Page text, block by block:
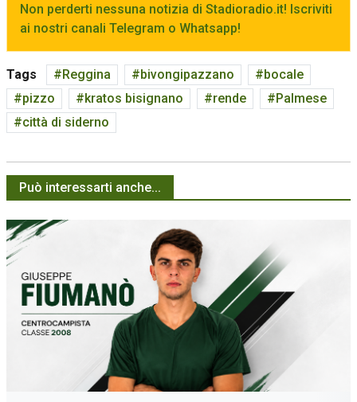
Non perderti nessuna notizia di Stadioradio.it! Iscriviti
ai nostri canali Telegram o Whatsapp!
Tags Reggina bivongipazzano
bocale
pizzo
kratos bisignano rende
Palmese
città di siderno
Può interessarti anche...